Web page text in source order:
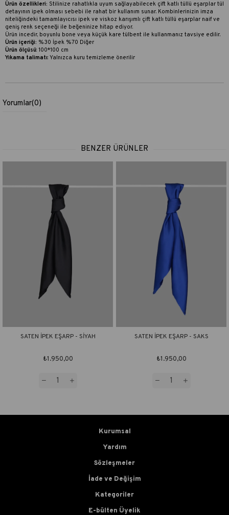
Ürün özellikleri: Stilinize rahatlıkla uyum sağlayabilecek çift katlı tüllü eşarplar tül
detayının ipek olması sebebi ile rahat bir kullanım sunar. Kombinlerinizin imza
niteliğindeki tamamlayıcısı ipek ve viskoz karışımlı çift katlı tüllü eşarplar naif ve
geniş renk seçeneği ile beğeninize hitap ediyor.
Ürün incedir, boyunlu bone veya küçük kare tülbent ile kullanmanız tavsiye edilir.
Ürün içeriği: %30 İpek %70 Diğer
Ürün ölçüsü: 100*100 cm
Yıkama talimatı: Yalnızca kuru temizleme önerilir
Yorumlar(0)
BENZER ÜRÜNLER
SATEN İPEK EŞARP - SİYAH
₺1.950,00
SATEN İPEK EŞARP - SAKS
₺1.950,00
Kurumsal
Yardım
Sözleşmeler
İade ve Değişim
Kategoriler
E-bülten Üyelik